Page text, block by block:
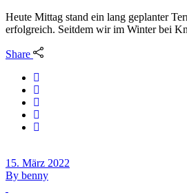
Heute Mittag stand ein lang geplanter
erfolgreich. Seitdem wir im Winter bei
Share
15. März 2022
By benny